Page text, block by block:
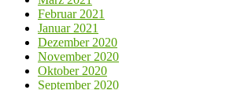
Februar 2021
Januar 2021
Dezember 2020
November 2020
Oktober 2020
September 2020